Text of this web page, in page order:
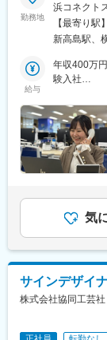
勤務地
浜コネクト
合ビルで
らい線「み
分でペデス
【最寄り駅】
新高島駅、
給与
年収400万
験入社
入社
気
サインデザイ
株式会社協同工芸社